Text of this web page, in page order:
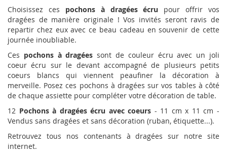
Choisissez ces pochons à dragées écru pour offrir vos
dragées de manière originale ! Vos invités seront ravis de
repartir chez eux avec ce beau cadeau en souvenir de cette
journée inoubliable.
Ces pochons à dragéessont de couleur écru avec un joli
coeur écru sur le devant accompagné de plusieurs petits
coeurs blancs qui viennent peaufiner la décoration à
merveille. Posez ces pochons à dragées sur vos tables à côté
de chaque assiette pour compléter votre décoration de table.
12 Pochons à dragées écru avec coeurs - 11 cm x 11 cm -
Vendus sans dragées et sans décoration (ruban, étiquette...).
Retrouvez tous nos contenants à dragées sur notre site
internet.